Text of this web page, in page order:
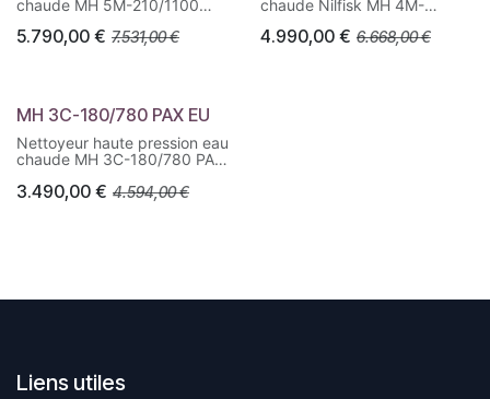
chaude MH 5M-210/1100
nettoyage, chaudière
5.790,00 € 7.531,00€
chaude Nilfisk MH 4M-
semi-industrielle NA5.2,
4.990,00€ 6.668,00€
MH 3C-180/780 PAX EU
Nettoyeur haute pression eau
chaude MH 3C-180/780 PAX
chaudière EcoPower haut
3.490,00 € 4.594,00€
Liens utiles